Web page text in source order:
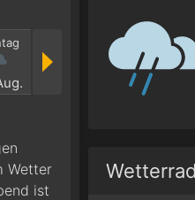
Mittwoch
12. Aug.
Wetter
ist